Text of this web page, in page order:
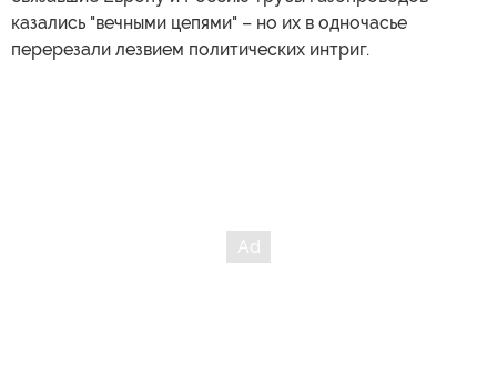
казались "вечными цепями" – но их в одночасье
перерезали лезвием политических интриг.